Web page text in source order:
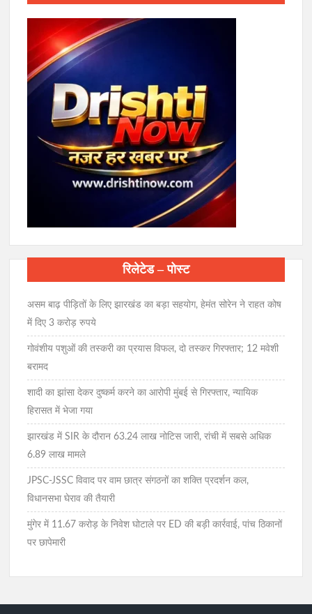
रिलेटेड – पोस्ट
असम बाढ़ पीड़ितों के लिए झारखंड का बड़ा सहयोग, हेमंत सोरेन ने राहत कोष
में दिए 3 करोड़ रुपये
गोवंशीय पशुओं की तस्करी का प्रयास विफल, दो तस्कर गिरफ्तार; 12 मवेशी
बरामद
शादी का झांसा देकर दुष्कर्म करने का आरोपी मुंबई से गिरफ्तार, न्यायिक
हिरासत में भेजा गया
झारखंड में SIR के दौरान 63.24 लाख नोटिस जारी, रांची में सबसे अधिक
6.89 लाख मामले
JPSC-JSSC विवाद पर वाम छात्र संगठनों का शक्ति प्रदर्शन कल,
विधानसभा घेराव की तैयारी
मुंगेर में 11.67 करोड़ के निवेश घोटाले पर ED की बड़ी कार्रवाई, पांच ठिकानों
पर छापेमारी